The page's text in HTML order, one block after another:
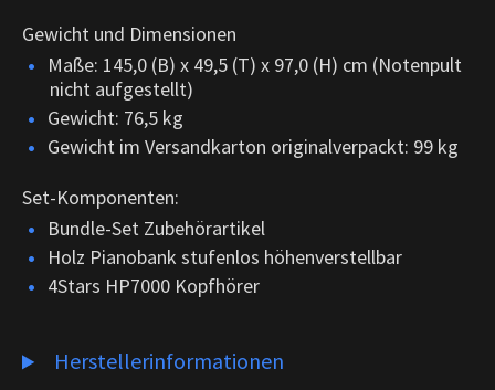
Gewicht und Dimensionen
Maße: 145,0 (B) x 49,5 (T) x 97,0 (H) cm (Notenpult
nicht aufgestellt)
Gewicht: 76,5 kg
Gewicht im Versandkarton originalverpackt: 99 kg
Set-Komponenten:
Bundle-Set Zubehörartikel
Holz Pianobank stufenlos höhenverstellbar
4Stars HP7000 Kopfhörer
Herstellerinformationen